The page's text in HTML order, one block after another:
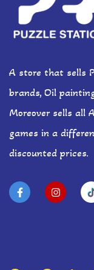
A store that sells
brands, Oil
Moreover sells all
games in a
discounted prices.